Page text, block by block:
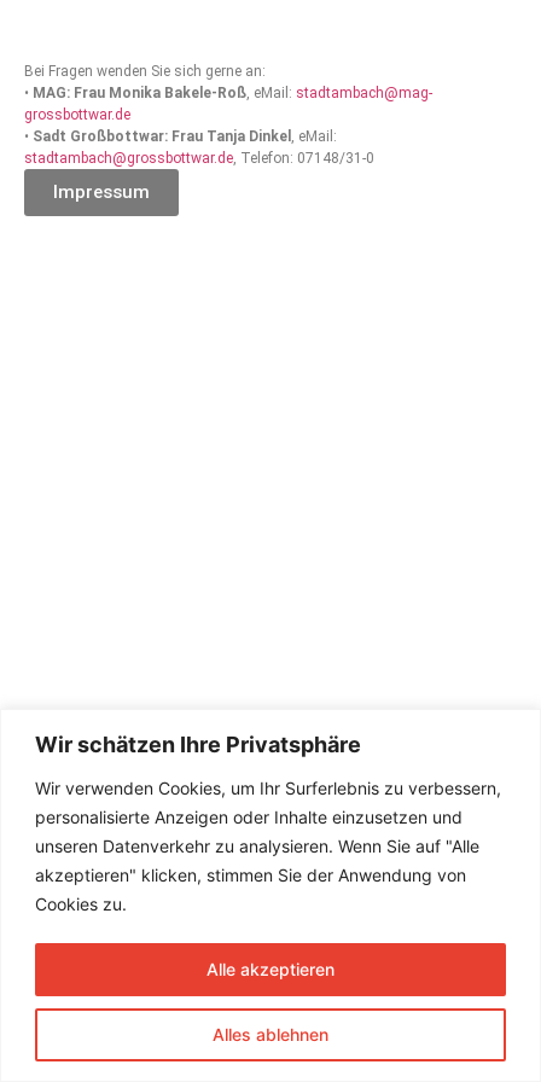
Wir schätzen Ihre Privatsphäre
Wir verwenden Cookies, um Ihr Surferlebnis zu verbessern,
personalisierte Anzeigen oder Inhalte einzusetzen und
unseren Datenverkehr zu analysieren. Wenn Sie auf "Alle
akzeptieren" klicken, stimmen Sie der Anwendung von
Cookies zu.
Alles ablehnen
Alle akzeptieren
Bei Fragen wenden Sie sich gerne an:
• MAG: Frau Monika Bakele-Roß, eMail: stadtambach@mag-
grossbottwar.de
• Sadt Großbottwar: Frau Tanja Dinkel , eMail:
stadtambach@grossbottwar.de, Telefon: 07148/31-0
Impressum